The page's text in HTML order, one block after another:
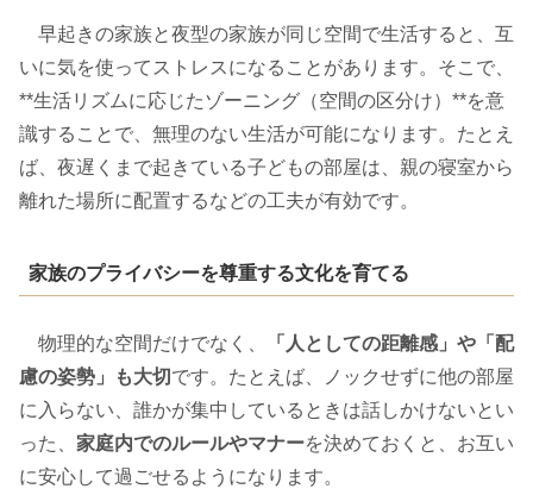
早起きの家族と夜型の家族が同じ空間で生活すると、互
いに気を使ってストレスになることがあります。そこで、
**生活リズムに応じたゾーニング（空間の区分け）**を意
識することで、無理のない生活が可能になります。たとえ
ば、夜遅くまで起きている子どもの部屋は、親の寝室から
離れた場所に配置するなどの工夫が有効です。
家族のプライバシーを尊重する文化を育てる
物理的な空間だけでなく、
「人としての距離感」や「配
慮の姿勢」も大切 です。たとえば、ノックせずに他の部屋
に入らない、誰かが集中しているときは話しかけないとい
った、 家庭内でのルールやマナーを決めておくと、お互い
に安心して過ごせるようになります。